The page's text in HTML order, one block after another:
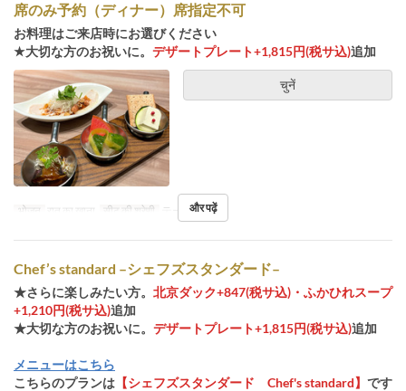
席のみ予約（ディナー）席指定不可
お料理はご来店時にお選びください
★大切な方のお祝いに。 デザートプレート+1,815円(税サ込)追加
चुनें
भोजन रात का खाना सीट की श्रेणी テーブル席
और पढ़ें
Chef’s standard –シェフズスタンダード–
★さらに楽しみたい方。 北京ダック+847(税サ込)・ふかひれスープ
+1,210円(税サ込)追加
★大切な方のお祝いに。 デザートプレート+1,815円(税サ込)追加
メニューはこちら
こちらのプランは 【シェフズスタンダード Chef's standard】 です